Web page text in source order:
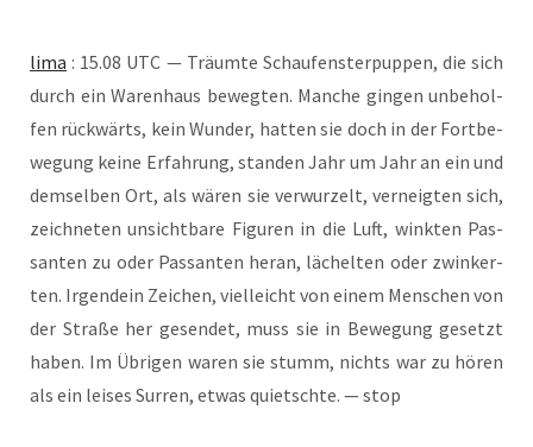
lima : 15.08 UTC — Träum­te Schau­fens­ter­pup­pen, die sich
durch ein Waren­haus beweg­ten. Man­che gin­gen unbe­hol­
fen rück­wärts, kein Wun­der, hat­ten sie doch in der Fort­be­
we­gung kei­ne Erfah­rung, stan­den Jahr um Jahr an ein und
dem­sel­ben Ort, als wären sie ver­wur­zelt, ver­neig­ten sich,
zeich­ne­ten unsicht­ba­re Figu­ren in die Luft, wink­ten Pas­
san­ten zu oder Pas­san­ten her­an, lächel­ten oder zwin­ker­
ten. Irgend­ein Zei­chen, viel­leicht von einem Men­schen von
der Stra­ße her gesen­det, muss sie in Bewe­gung gesetzt
haben. Im Übri­gen waren sie stumm, nichts war zu hören
als ein lei­ses Sur­ren, etwas quietsch­te. — stop